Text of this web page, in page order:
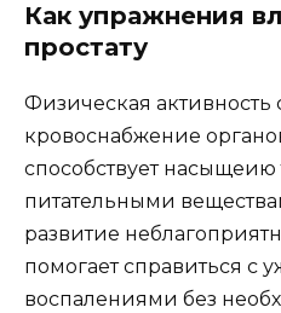
Как упражнения
простату
Физическая активность
кровоснабжение
способствует
питательными
развитие
помогает справиться
воспалениями без